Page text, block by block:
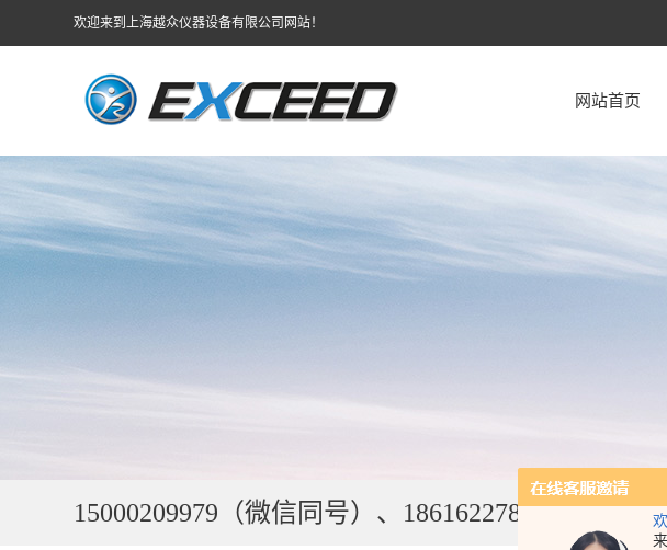
欢迎来到上海越众仪器设备有限公司网站！
网站首页
15000209979（微信同号）、18616227849